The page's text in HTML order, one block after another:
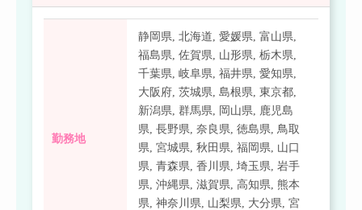
勤務地
静岡県,北海道,愛媛県,富山県,
福島県,佐賀県, 山形県,栃木県,
千葉県,岐阜県,福井県,愛知県,
大阪府,茨城県,島根県,東京都,
新潟県,群馬県, 岡山県, 鹿児島
県,長野県,奈良県,徳島県,鳥取
県,宮城県,秋田県,福岡県, 山口
県,青森県,香川県,埼玉県,岩手
県,沖縄県,滋賀県, 高知県,熊本
県,神奈川県, 山梨県, 大分県,宮